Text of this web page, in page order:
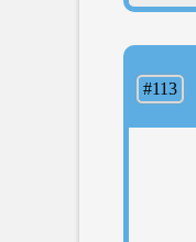
#113